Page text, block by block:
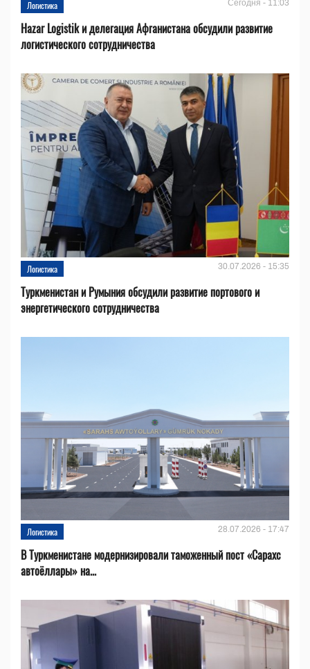
Логистика Сегодня - 11:03
Hazar Logistik и делегация Афганистана обсудили развитие
логистического сотрудничества
Логистика 30.07.2026 - 15:35
Туркменистан и Румыния обсудили развитие портового и
энергетического сотрудничества
Логистика 28.07.2026 - 17:47
В Туркменистане модернизировали таможенный пост «Сарахс
автоёллары» на...